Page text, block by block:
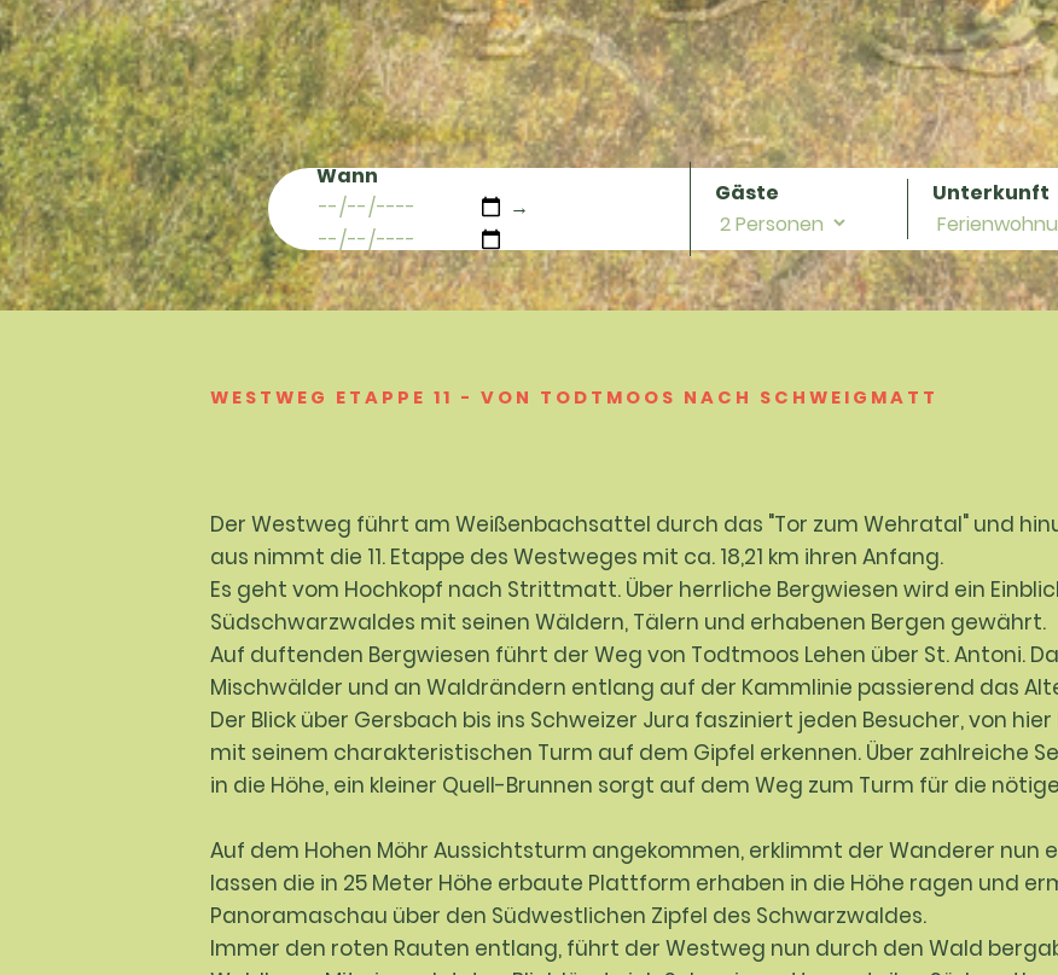
Wann
→
Gäste Unterkunft
WESTWEG ETAPPE 11 - VON TODTMOOS NACH SCHWEIGMATT
Der Westweg führt am Weißenbachsattel durch das "Tor zum Wehratal" und
aus nimmt die 11. Etappe des Westweges mit ca. 18,21 km ihren Anfang.
Es geht vom Hochkopf nach Strittmatt. Über herrliche Bergwiesen wird ein
Südschwarzwaldes mit seinen Wäldern, Tälern und erhabenen Bergen gewährt.
Auf duftenden Bergwiesen führt der Weg von Todtmoos Lehen über St. Antoni.
Mischwälder und an Waldrändern entlang auf der Kammlinie passierend das
Der Blick über Gersbach bis ins Schweizer Jura fasziniert jeden Besucher, von
mit seinem charakteristischen Turm auf dem Gipfel erkennen. Über zahlreiche
in die Höhe, ein kleiner Quell-Brunnen sorgt auf dem Weg zum Turm für die
Auf dem Hohen Möhr Aussichtsturm angekommen, erklimmt der Wanderer nun
lassen die in 25 Meter Höhe erbaute Plattform erhaben in die Höhe ragen und
Panoramaschau über den Südwestlichen Zipfel des Schwarzwaldes.
Immer den roten Rauten entlang, führt der Westweg nun durch den Wald